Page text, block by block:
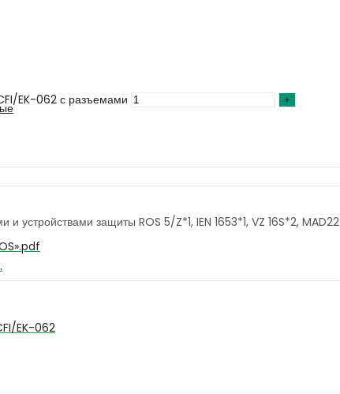
EK-062 с разъемами
устройствами защиты ROS 5/Z*1, IEN 1653*1, VZ 16S*2,
EK-062